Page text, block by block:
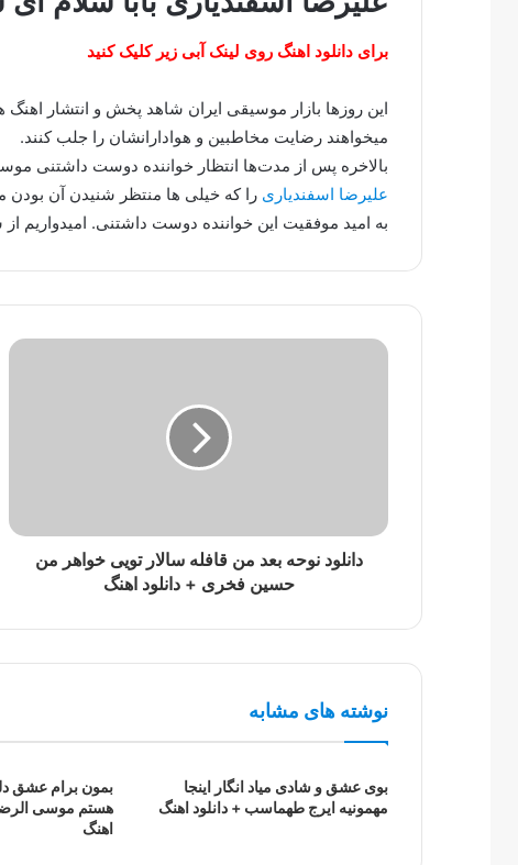
برای دانلود اهنگ روی لینک آبی زیر کلیک کنید
این روزها بازار موسیقی ایران شاهد پخش و انتشار
میخواهند رضایت مخاطبین و هوادارانشان را جلب کنند.
بالاخره پس از مدت‌ها انتظار خواننده دوست داشتنی
علیرضا اسفندیاری را که خیلی ها منتظر شنیدن آن بودن
به امید موفقیت این خواننده دوست داشتنی. امیدواریم
دانلود نوحه بعد من قافله سالار تویی خواهر من
حسین فخری + دانلود اهنگ
نوشته های مشابه
بوی عشق و شادی میاد انگار اینجا
مهمونیه ایرج طهماسب + دانلود اهنگ
بمون برام عشق
هستم موسی الرضا
اهنگ